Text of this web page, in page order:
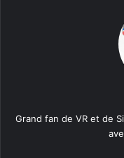
Grand fan de VR et de